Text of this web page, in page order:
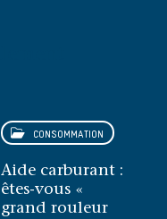
CONSOMMATION
Aide carburant :
êtes-vous «
grand rouleur